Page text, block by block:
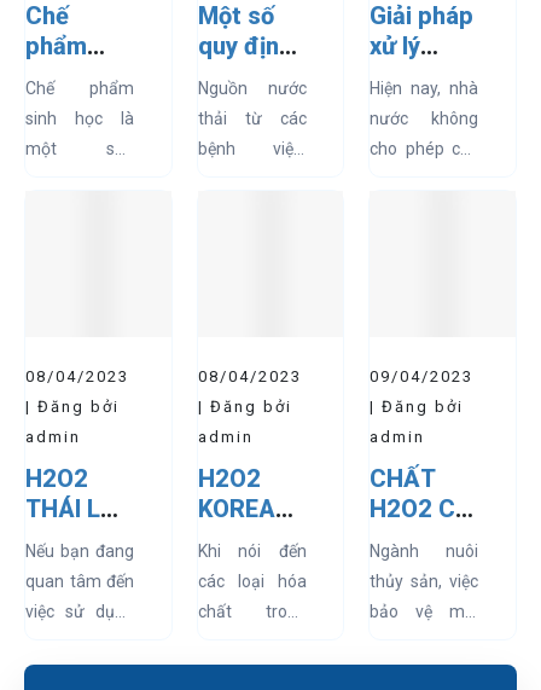
Chế
phẩm
sinh học
là gì -
DMC
Biotech
Chế phẩm
sinh học là
một sản
tạo ra những
Một số
quy định
về xử lý
nước thải
y tế
Nguồn nước
thải từ các
bệnh viện,
khu vực sẽ
Giải pháp
xử lý
nước cấp
cho
doanh
nghiệp
Hiện nay, nhà
nước không
cho phép các
đang...
08/04/2023
| Đăng bởi
admin
H2O2
THÁI LAN
CÓ TỐT
KHÔNG?
SỬ DỤNG
TRONG
CÔNG
Nếu bạn đang
quan tâm đến
việc sử dụng
Lan (oxy già)
08/04/2023
| Đăng bởi
admin
H2O2
KOREA
CÓ ĐẶC
ĐIỂM GÌ?
CÓ TỐT
VỚI CÁC
Khi nói đến
các loại hóa
chất trong
09/04/2023
| Đăng bởi
admin
CHẤT
H2O2 CÓ
THỰC SỰ
TỐT CHO
NGÀNH
THỦY
Ngành nuôi
thủy sản, việc
bảo vệ môi